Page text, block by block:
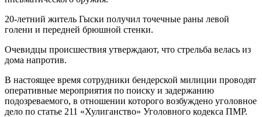
20-летний житель Гыски получил точечные раны левой
голени и передней брюшной стенки.
Очевидцы происшествия утверждают, что стрельба велась из
дома напротив.
В настоящее время сотрудники бендерской милиции проводят
оперативные мероприятия по поиску и задержанию
подозреваемого, в отношении которого возбуждено уголовное
дело по статье 211 «Хулиганство» Уголовного кодекса ПМР.